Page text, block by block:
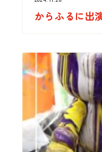
からふるに出